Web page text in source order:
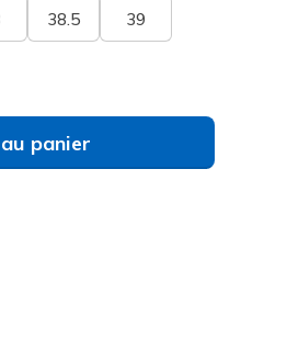
38.5 39
panier